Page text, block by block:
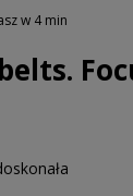
w 4 min